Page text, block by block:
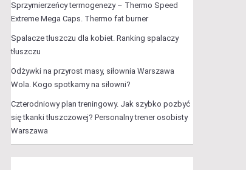
Sprzymierzeńcy termogenezy – Thermo Speed
Extreme Mega Caps. Thermo fat burner
Spalacze tłuszczu dla kobiet. Ranking spalaczy
tłuszczu
Odżywki na przyrost masy, siłownia Warszawa
Wola. Kogo spotkamy na siłowni?
Czterodniowy plan treningowy. Jak szybko pozbyć
się tkanki tłuszczowej? Personalny trener osobisty
Warszawa